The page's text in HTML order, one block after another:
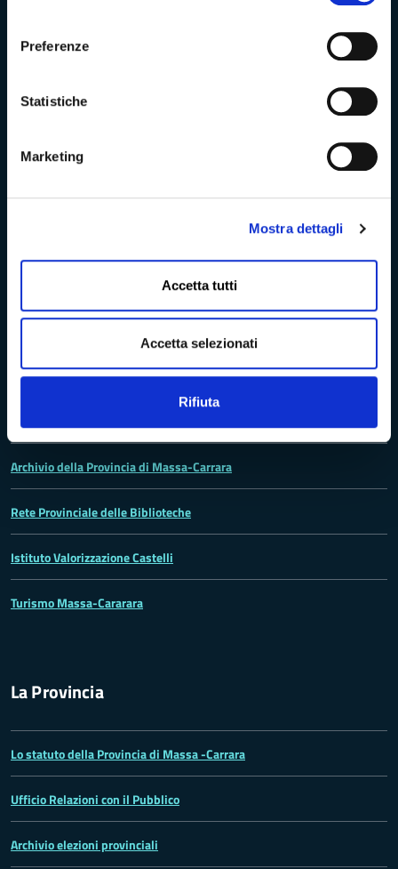
Preferenze
Statistiche
Marketing
Mostra dettagli
Accetta tutti
Accetta selezionati
Rifiuta
Amministrazione Trasparente
Rete dei Musei, Terre dei Malaspina e delle Statue Stele
Archivio della Provincia di Massa-Carrara
Rete Provinciale delle Biblioteche
Istituto Valorizzazione Castelli
Turismo Massa-Cararara
La Provincia
Lo statuto della Provincia di Massa -Carrara
Ufficio Relazioni con il Pubblico
Archivio elezioni provinciali